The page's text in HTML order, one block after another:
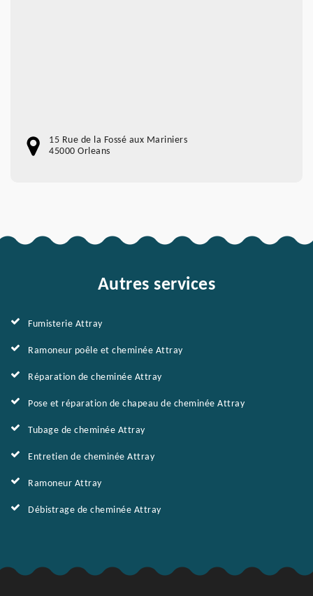
15 Rue de la Fossé aux Mariniers
45000 Orleans
Autres services
Fumisterie Attray
Ramoneur poêle et cheminée Attray
Réparation de cheminée Attray
Pose et réparation de chapeau de cheminée Attray
Tubage de cheminée Attray
Entretien de cheminée Attray
Ramoneur Attray
Débistrage de cheminée Attray